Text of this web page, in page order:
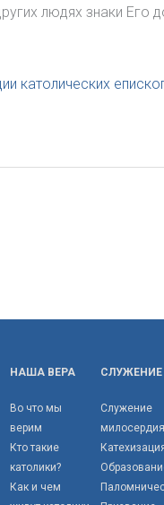
людях знаки Его
католических
НАША ВЕРА
Во что мы
верим
Кто такие
католики?
Как и чем
СЛУЖЕНИЕ
Служение
милосердия